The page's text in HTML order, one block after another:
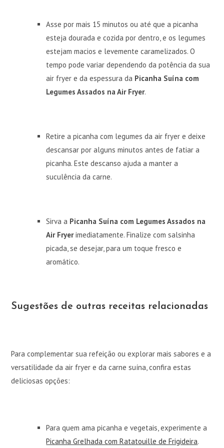
Asse por mais 15 minutos ou até que a picanha
esteja dourada e cozida por dentro, e os legumes
estejam macios e levemente caramelizados. O
tempo pode variar dependendo da potência da sua
air fryer e da espessura da Picanha Suína com
Legumes Assados na Air Fryer.
Retire a picanha com legumes da air fryer e deixe
descansar por alguns minutos antes de fatiar a
picanha. Este descanso ajuda a manter a
suculência da carne.
Sirva a Picanha Suína com Legumes Assados na
Air Fryerimediatamente. Finalize com salsinha
picada, se desejar, para um toque fresco e
aromático.
Sugestões de outras receitas relacionadas
Para complementar sua refeição ou explorar mais sabores e a
versatilidade da air fryer e da carne suína, confira estas
deliciosas opções:
Para quem ama picanha e vegetais, experimente a
Picanha Grelhada com Ratatouille de Frigideira.